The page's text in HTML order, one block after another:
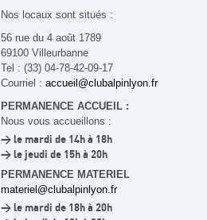
Nos locaux sont situés :
56 rue du 4 août 1789
69100 Villeurbanne
Tel : (33) 04-78-42-09-17
Courriel : accueil@clubalpinlyon.fr
PERMANENCE ACCUEIL :
Nous vous accueillons :
> le mardi de 14h à 18h
> le jeudi de 15h à 20h
PERMANENCE MATERIEL
materiel@clubalpinlyon.fr
> le mardi de 18h à 20h